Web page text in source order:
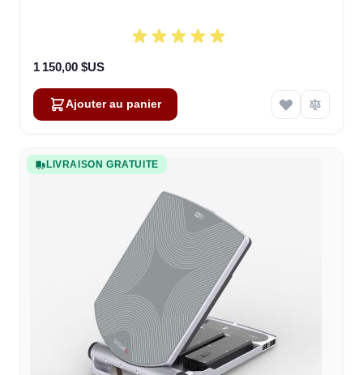
1 150,00 $US
Ajouter au panier
LIVRAISON GRATUITE